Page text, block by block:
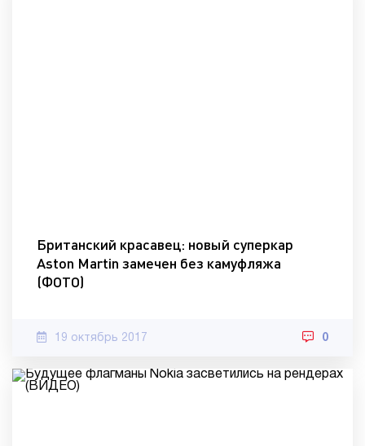
Британский красавец: новый суперкар
Aston Martin замечен без камуфляжа
(ФОТО)
19 октябрь 2017 0